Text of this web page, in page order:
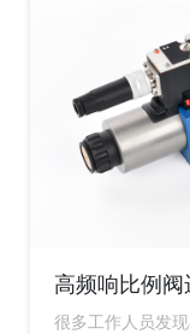
高频响比例
决？
很多工作人员发